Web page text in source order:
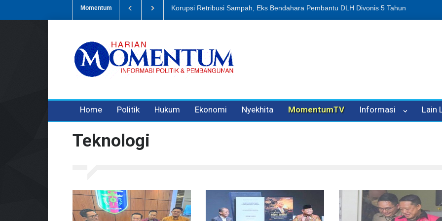
Momentum Dugaan Penipuan Oleh Oknum Kadis, Kuasa Hukum Pelapor Desak Polisi Tetapkan P-
Home Politik Hukum Ekonomi Nyekhita MomentumTV Informasi Lain
Teknologi